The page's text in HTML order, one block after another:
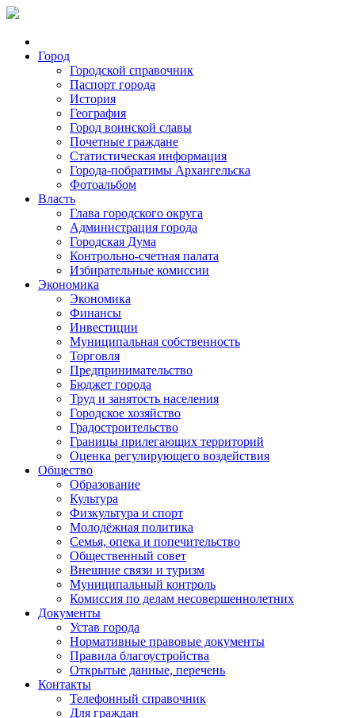
Город
Городской справочник
Паспорт города
История
География
Город воинской славы
Почетные граждане
Статистическая информация
Города-побратимы Архангельска
Фотоальбом
Власть
Глава городского округа
Администрация города
Городская Дума
Контрольно-счетная палата
Избирательные комиссии
Экономика
Экономика
Финансы
Инвестиции
Муниципальная собственность
Торговля
Предпринимательство
Бюджет города
Труд и занятость населения
Городское хозяйство
Градостроительство
Границы прилегающих территорий
Оценка регулирующего воздействия
Общество
Образование
Культура
Физкультура и спорт
Молодёжная политика
Семья, опека и попечительство
Общественный совет
Внешние связи и туризм
Муниципальный контроль
Комиссия по делам несовершеннолетних
Документы
Устав города
Нормативные правовые документы
Правила благоустройства
Открытые данные, перечень
Контакты
Телефонный справочник
Для граждан